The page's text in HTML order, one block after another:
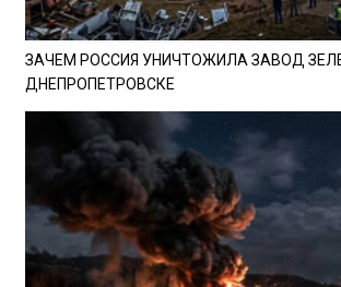
ЗАЧЕМ РОССИЯ УНИЧТОЖИЛА ЗАВОД
ДНЕПРОПЕТРОВСКЕ